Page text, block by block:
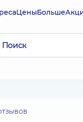
ЦеныБольше